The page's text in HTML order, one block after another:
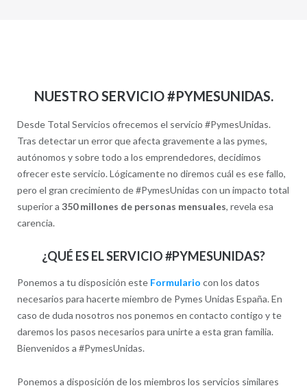
NUESTRO SERVICIO #PYMESUNIDAS.
Desde Total Servicios ofrecemos el servicio #PymesUnidas.
Tras detectar un error que afecta gravemente a las pymes,
autónomos y sobre todo a los emprendedores, decidimos
ofrecer este servicio. Lógicamente no diremos cuál es ese fallo,
pero el gran crecimiento de #PymesUnidas con un impacto total
superior a 350 millones de personas mensuales, revela esa
carencia.
¿QUÉ ES EL SERVICIO #PYMESUNIDAS?
Ponemos a tu disposición este Formulario con los datos
necesarios para hacerte miembro de Pymes Unidas España. En
caso de duda nosotros nos ponemos en contacto contigo y te
daremos los pasos necesarios para unirte a esta gran familia.
Bienvenidos a #PymesUnidas.
Ponemos a disposición de los miembros los servicios similares